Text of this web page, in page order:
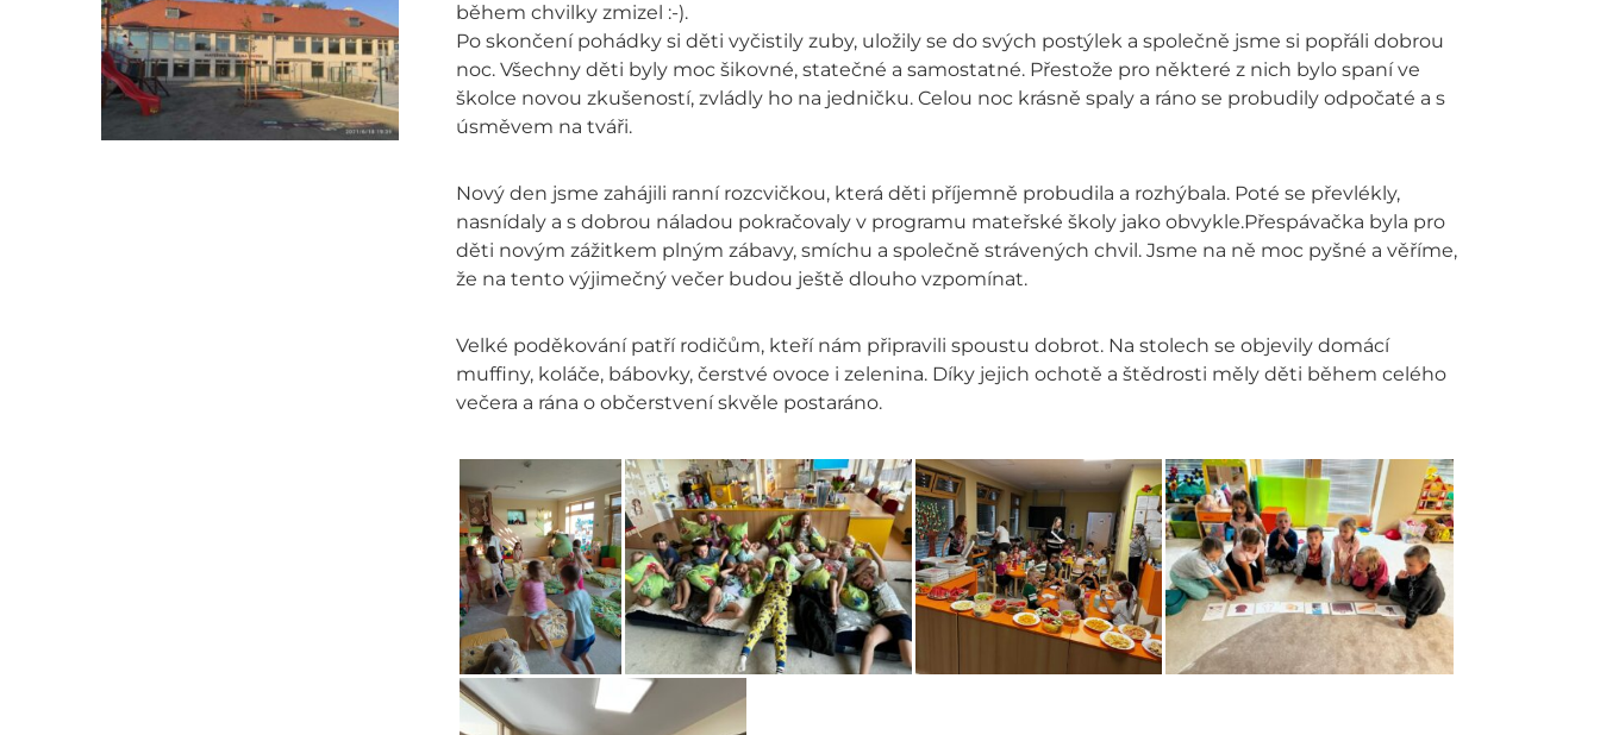
během chvilky zmizel :-).
Po skončení pohádky si děti vyčistily zuby, uložily se do svých postýlek a společně jsme si popřáli dobrou
noc. Všechny děti byly moc šikovné, statečné a samostatné. Přestože pro některé z nich bylo spaní ve
školce novou zkušeností, zvládly ho na jedničku. Celou noc krásně spaly a ráno se probudily odpočaté a s
úsměvem na tváři.
Nový den jsme zahájili ranní rozcvičkou, která děti příjemně probudila a rozhýbala. Poté se převlékly,
nasnídaly a s dobrou náladou pokračovaly v programu mateřské školy jako obvykle.Přespávačka byla pro
děti novým zážitkem plným zábavy, smíchu a společně strávených chvil. Jsme na ně moc pyšné a věříme,
že na tento výjimečný večer budou ještě dlouho vzpomínat.
Velké poděkování patří rodičům, kteří nám připravili spoustu dobrot. Na stolech se objevily domácí
muffiny, koláče, bábovky, čerstvé ovoce i zelenina. Díky jejich ochotě a štědrosti měly děti během celého
večera a rána o občerstvení skvěle postaráno.